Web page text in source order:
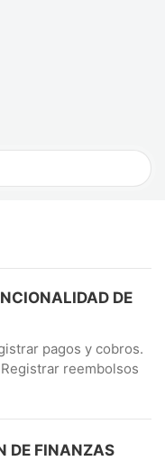
DE
pagos y cobros.
reembolsos
DE FINANZAS